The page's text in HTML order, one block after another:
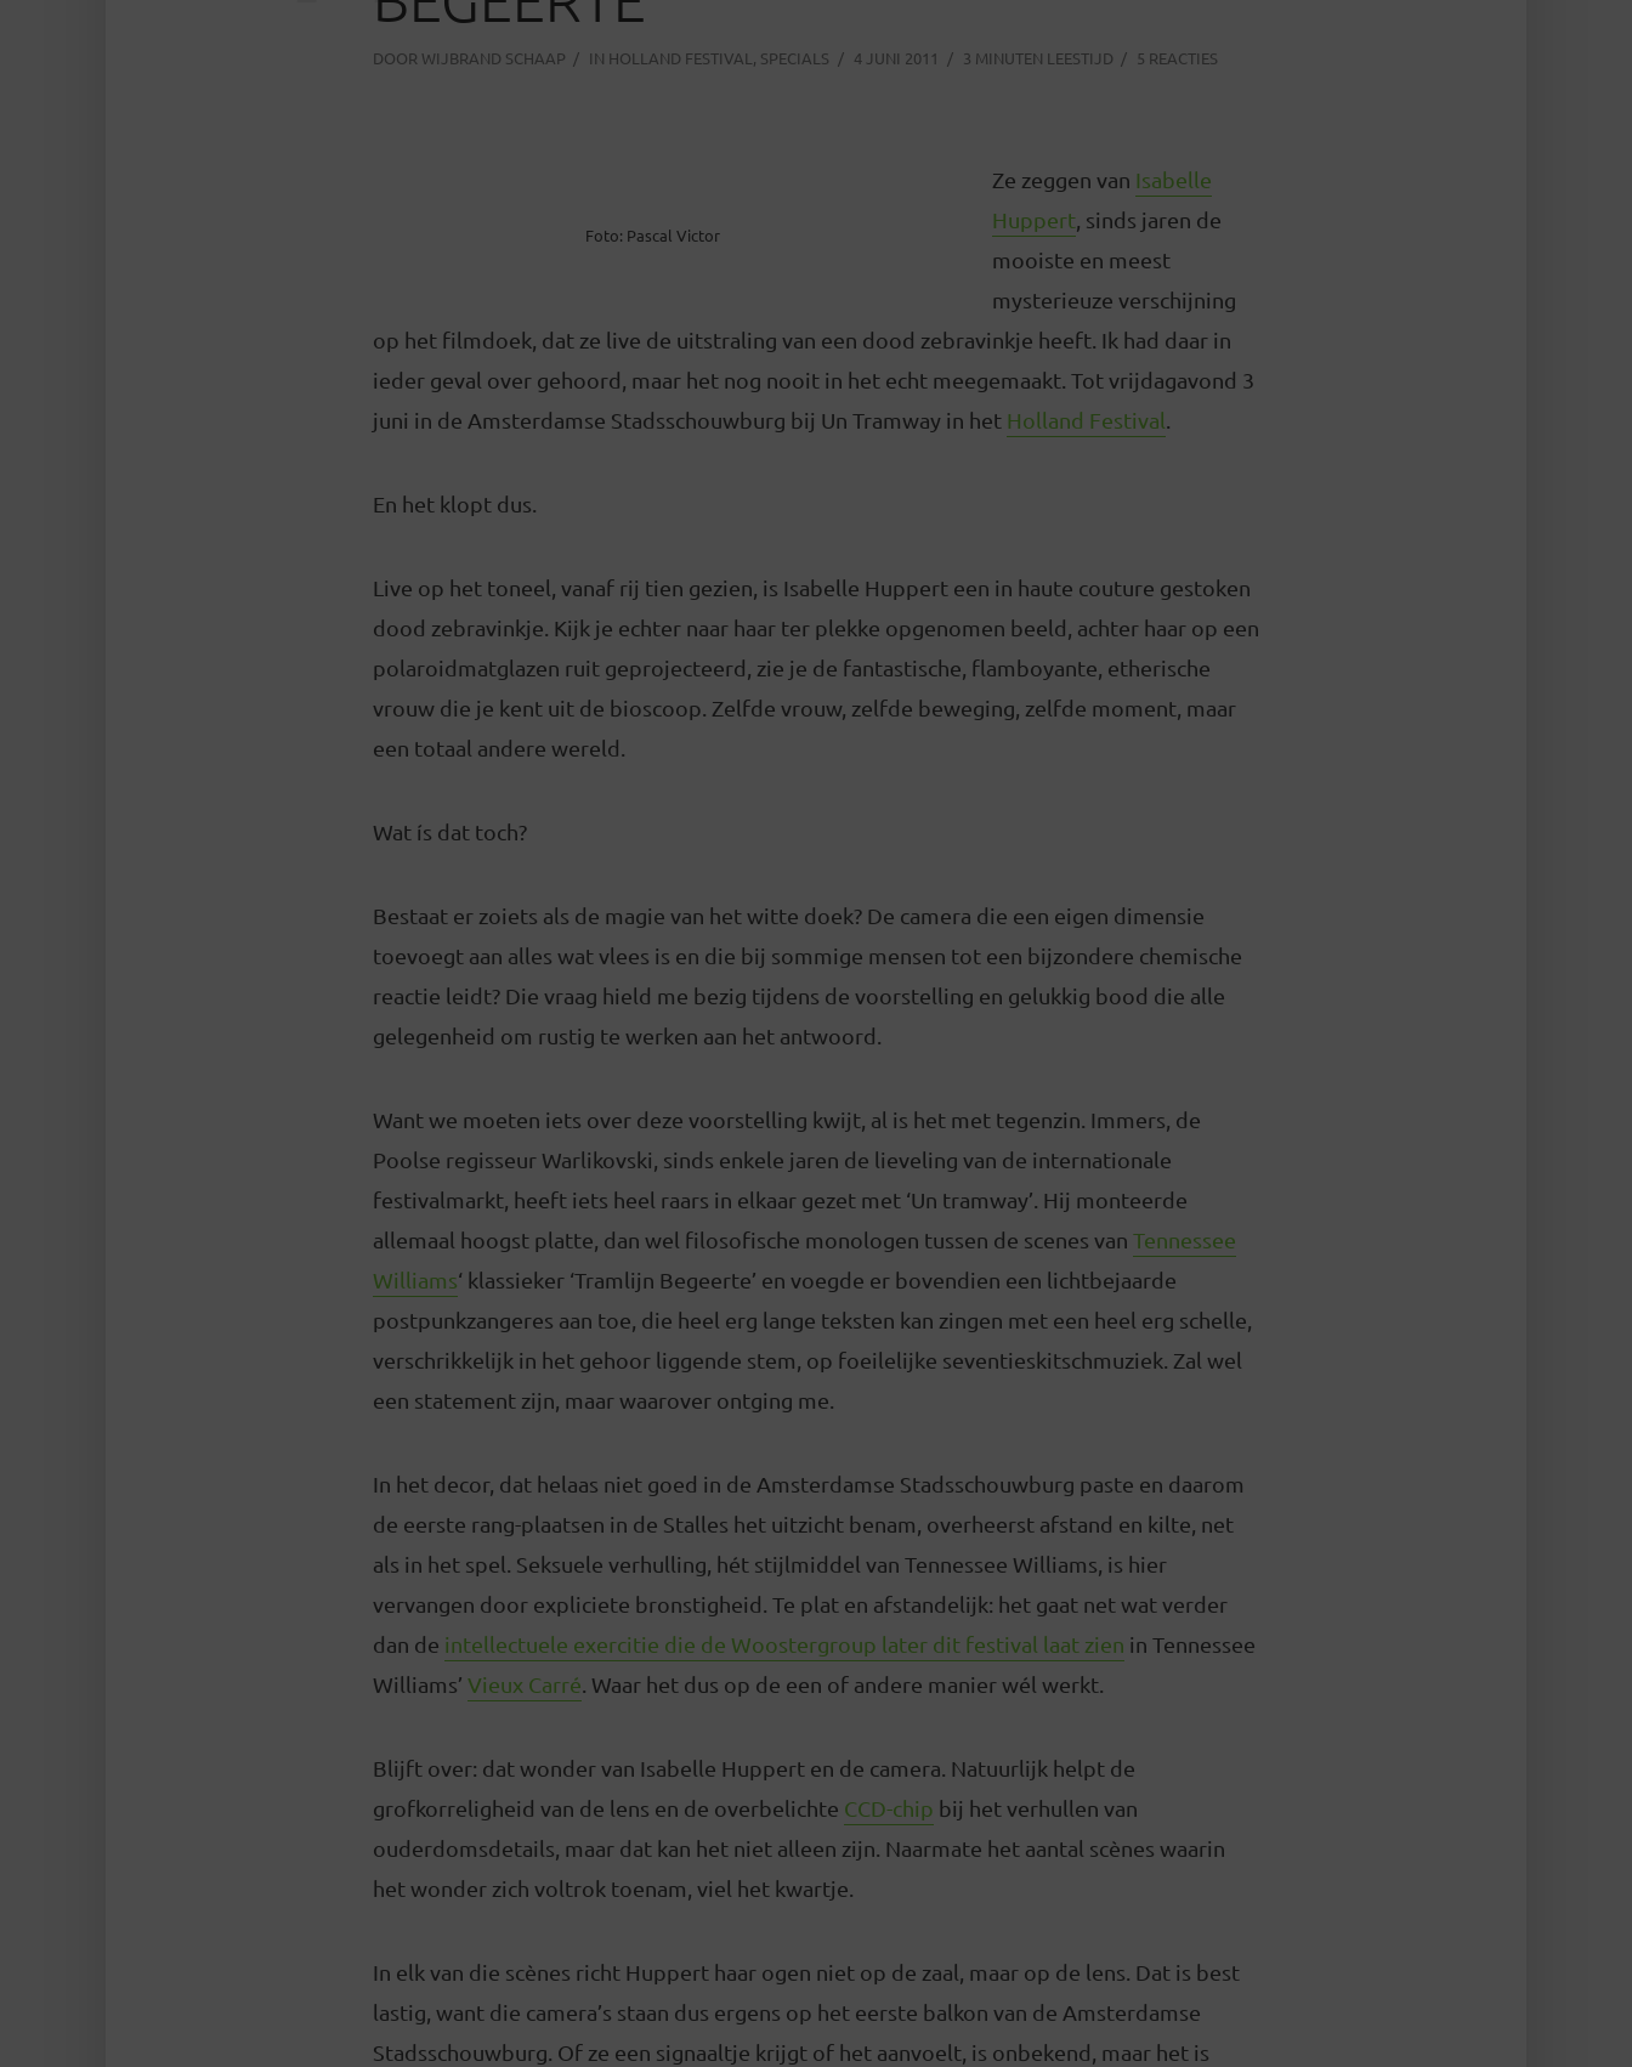
DOOR WIJBRAND SCHAAP IN HOLLAND FESTIVAL , SPECIALS 4 JUNI 2011 3 MINUTEN LEESTIJD 5 REACTIES
Foto: Pascal Victor
Ze zeggen van Isabelle
Huppert, sinds jaren de
mooiste en meest
mysterieuze verschijning
op het filmdoek, dat ze live de uitstraling van een dood zebravinkje heeft. Ik had daar in
ieder geval over gehoord, maar het nog nooit in het echt meegemaakt. Tot vrijdagavond 3
juni in de Amsterdamse Stadsschouwburg bij Un Tramway in het Holland Festival.
En het klopt dus.
Live op het toneel, vanaf rij tien gezien, is Isabelle Huppert een in haute couture gestoken
dood zebravinkje. Kijk je echter naar haar ter plekke opgenomen beeld, achter haar op een
polaroidmatglazen ruit geprojecteerd, zie je de fantastische, flamboyante, etherische
vrouw die je kent uit de bioscoop. Zelfde vrouw, zelfde beweging, zelfde moment, maar
een totaal andere wereld.
Wat ís dat toch?
Bestaat er zoiets als de magie van het witte doek? De camera die een eigen dimensie
toevoegt aan alles wat vlees is en die bij sommige mensen tot een bijzondere chemische
reactie leidt? Die vraag hield me bezig tijdens de voorstelling en gelukkig bood die alle
gelegenheid om rustig te werken aan het antwoord.
Want we moeten iets over deze voorstelling kwijt, al is het met tegenzin. Immers, de
Poolse regisseur Warlikovski, sinds enkele jaren de lieveling van de internationale
festivalmarkt, heeft iets heel raars in elkaar gezet met ‘Un tramway’. Hij monteerde
allemaal hoogst platte, dan wel filosofische monologen tussen de scenes van Tennessee
Williams‘ klassieker ‘Tramlijn Begeerte’ en voegde er bovendien een lichtbejaarde
postpunkzangeres aan toe, die heel erg lange teksten kan zingen met een heel erg schelle,
verschrikkelijk in het gehoor liggende stem, op foeilelijke seventieskitschmuziek. Zal wel
een statement zijn, maar waarover ontging me.
In het decor, dat helaas niet goed in de Amsterdamse Stadsschouwburg paste en daarom
de eerste rang-plaatsen in de Stalles het uitzicht benam, overheerst afstand en kilte, net
als in het spel. Seksuele verhulling, hét stijlmiddel van Tennessee Williams, is hier
vervangen door expliciete bronstigheid. Te plat en afstandelijk: het gaat net wat verder
dan de intellectuele exercitie die de Woostergroup later dit festival laat zien in Tennessee
Williams’ Vieux Carré. Waar het dus op de een of andere manier wél werkt.
Blijft over: dat wonder van Isabelle Huppert en de camera. Natuurlijk helpt de
grofkorreligheid van de lens en de overbelichte CCD-chip bij het verhullen van
ouderdomsdetails, maar dat kan het niet alleen zijn. Naarmate het aantal scènes waarin
het wonder zich voltrok toenam, viel het kwartje.
In elk van die scènes richt Huppert haar ogen niet op de zaal, maar op de lens. Dat is best
lastig, want die camera’s staan dus ergens op het eerste balkon van de Amsterdamse
Stadsschouwburg. Of ze een signaaltje krijgt of het aanvoelt, is onbekend, maar het is